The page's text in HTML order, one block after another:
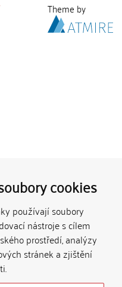
cookies
používají soubory
nástroje s cílem
prostředí, analýzy
stránek a zjištění
Theme by